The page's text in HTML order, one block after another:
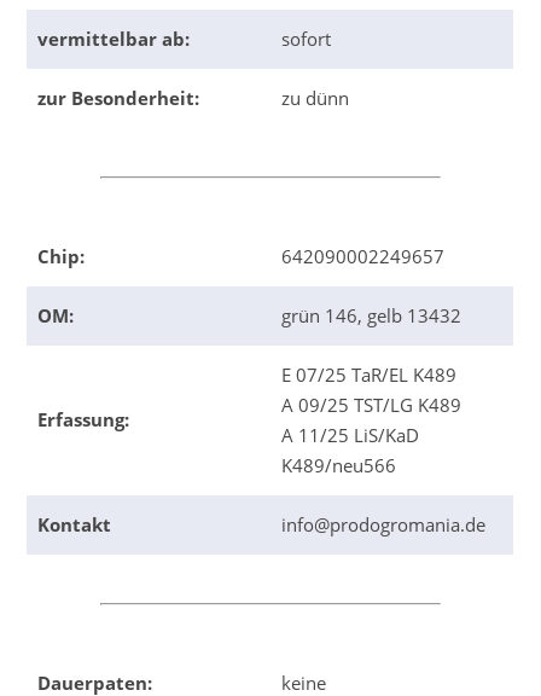
vermittelbar ab: sofort
zur Besonderheit: zu dünn
Chip: 642090002249657
OM: grün 146, gelb 13432
Erfassung:
E 07/25 TaR/EL K489
A 09/25 TST/LG K489
A 11/25 LiS/KaD
K489/neu566
Kontakt info@prodogromania.de
Dauerpaten: keine